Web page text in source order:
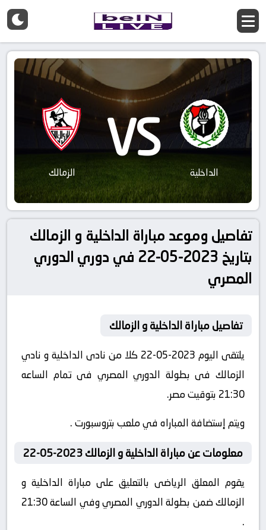
الداخلية VS الزمالك
تفاصيل وموعد مباراة الداخلية و الزمالك
بتاريخ 2023-05-22 في دوري الدوري
المصري
تفاصيل مباراة الداخلية و الزمالك
يلتقى اليوم 2023-05-22 كلا من نادى الداخلية و نادي
الزمالك فى بطولة الدوري المصري فى تمام الساعه
21:30 بتوقيت مصر.
ويتم إستضافة المباراه في ملعب بتروسبورت .
معلومات عن مباراة الداخلية و الزمالك 2023-05-22
يقوم المعلق الرياضى بالتعليق على مباراة الداخلية و
الزمالك ضمن بطولة الدوري المصري وفي الساعة 21:30
.